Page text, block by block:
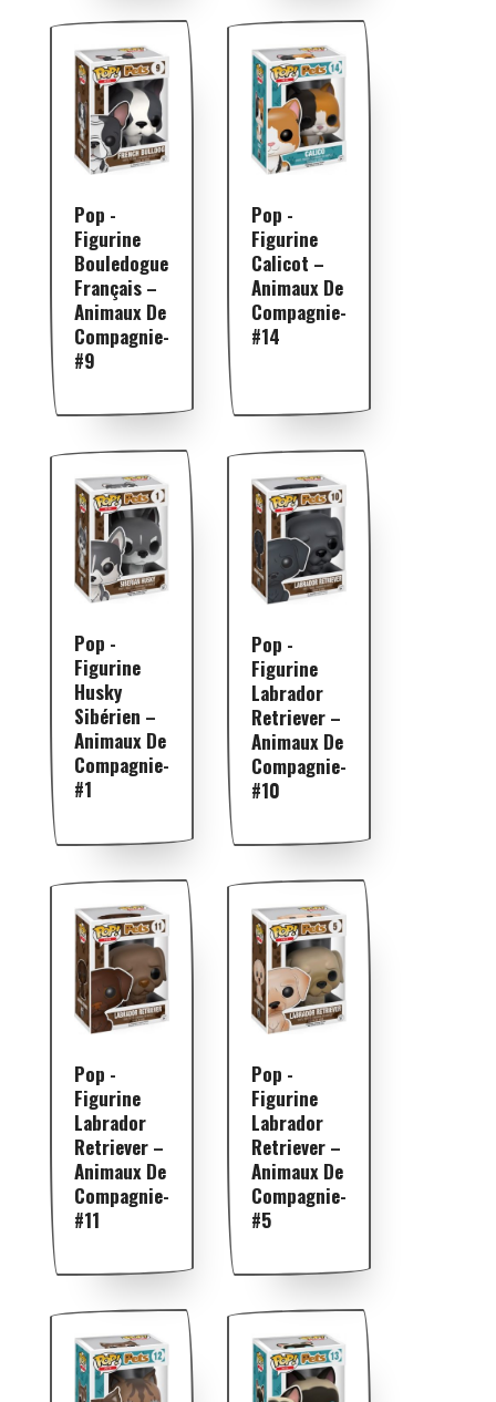
Pop -
Figurine
Bouledogue
Français –
Animaux De
Compagnie-
#9
Pop -
Figurine
Calicot –
Animaux De
Compagnie-
#14
Pop -
Figurine
Husky
Sibérien –
Animaux De
Compagnie-
#1
Pop -
Figurine
Labrador
Retriever –
Animaux De
Compagnie-
#10
Pop -
Figurine
Labrador
Retriever –
Animaux De
Compagnie-
#11
Pop -
Figurine
Labrador
Retriever –
Animaux De
Compagnie-
#5